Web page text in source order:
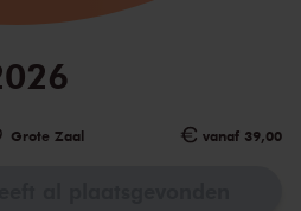
Grote Zaal vanaf 39,00